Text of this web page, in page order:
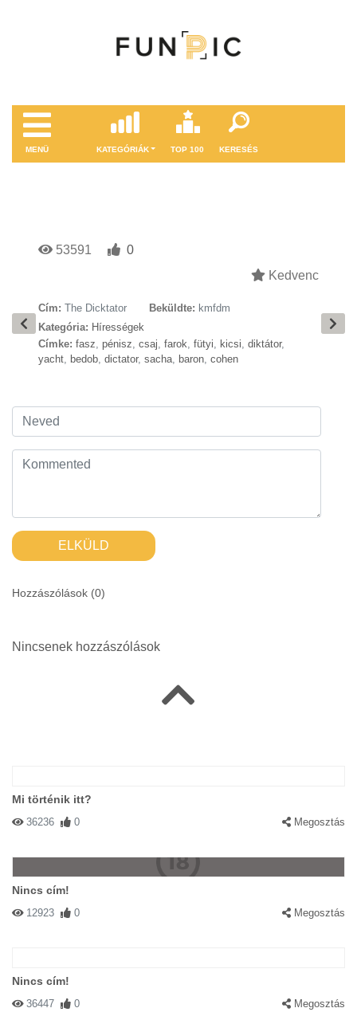
MENÜ KATEGÓRIÁK TOP 100 KERESÉS
53591
0
Kedvenc
Cím: The Dicktator Beküldte: kmfdm
Kategória: Hírességek
Címke: fasz, pénisz, csaj, farok, fütyi, kicsi, diktátor,
yacht, bedob, dictator, sacha, baron, cohen
ELKÜLD
Hozzászólások (0)
Nincsenek hozzászólások
Mi történik itt?
36236 0 Megosztás
Nincs cím!
12923 0 Megosztás
Nincs cím!
36447 0 Megosztás